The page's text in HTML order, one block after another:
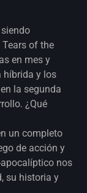
of the
en mes y
híbrida y los
la segunda
¿Qué
un completo
de acción y
nos
su historia y